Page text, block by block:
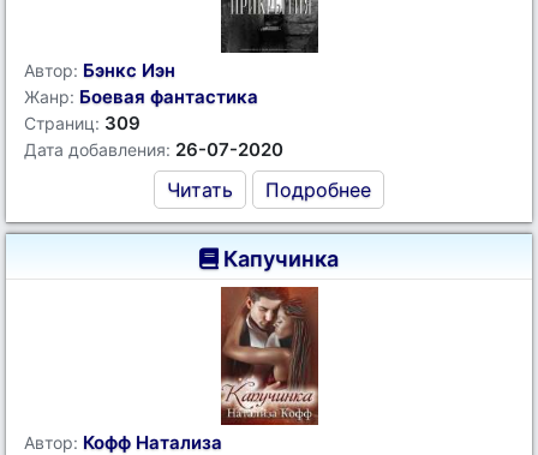
Автор: Бэнкс Иэн
Жанр: Боевая фантастика
Страниц: 309
Дата добавления: 26-07-2020
Читать Подробнее
Капучинка
Автор: Кофф Натализа